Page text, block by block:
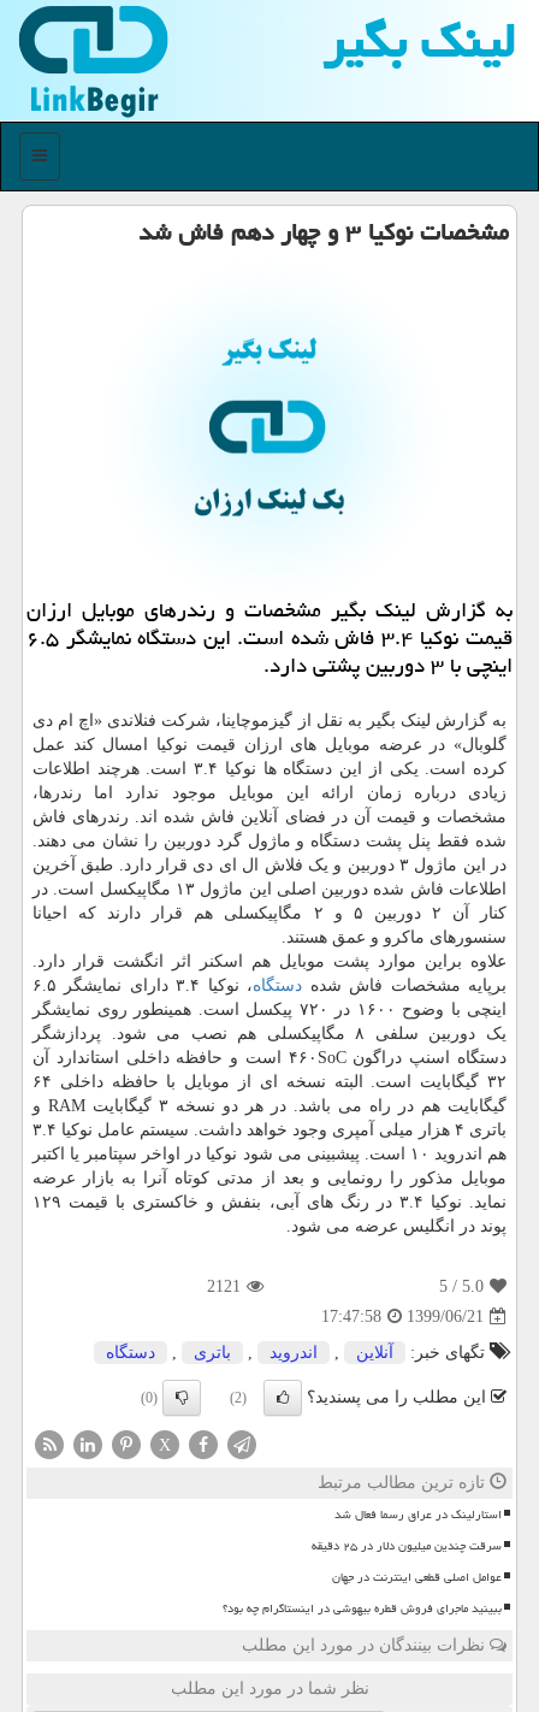
لینك بگیر
منو
مشخصات نوكیا ۳ و چهار دهم فاش شد
به گزارش لینك بگیر مشخصات و رندرهای موبایل ارزان
قیمت نوكیا ۳.۴ فاش شده است. این دستگاه نمایشگر ۶.۵
اینچی با ۳ دوربین پشتی دارد.
به گزارش لینک بگیر به نقل از گیزموچاینا، شرکت فنلاندی «اچ ام دی
گلوبال» در عرضه موبایل های ارزان قیمت نوکیا امسال کند عمل
کرده است. یکی از این دستگاه ها نوکیا ۳.۴ است. هرچند اطلاعات
زیادی درباره زمان ارائه این موبایل موجود ندارد اما رندرها،
مشخصات و قیمت آن در فضای آنلاین فاش شده اند. رندرهای فاش
شده فقط پنل پشت دستگاه و ماژول گرد دوربین را نشان می دهند.
در این ماژول ۳ دوربین و یک فلاش ال ای دی قرار دارد. طبق آخرین
اطلاعات فاش شده دوربین اصلی این ماژول ۱۳ مگاپیکسل است. در
کنار آن ۲ دوربین ۵ و ۲ مگاپیکسلی هم قرار دارند که احیانا
سنسورهای ماکرو و عمق هستند.
علاوه براین موارد پشت موبایل هم اسکنر اثر انگشت قرار دارد.
برپایه مشخصات فاش شده دستگاه
، نوکیا ۳.۴ دارای نمایشگر ۶.۵
اینچی با وضوح ۱۶۰۰ در ۷۲۰ پیکسل است. همینطور روی نمایشگر
یک دوربین سلفی ۸ مگاپیکسلی هم نصب می شود. پردازشگر
دستگاه اسنپ دراگون ۴۶۰SoC است و حافظه داخلی استاندارد آن
۳۲ گیگابایت است. البته نسخه ای از موبایل با حافظه داخلی ۶۴
گیگابایت هم در راه می باشد. در هر دو نسخه ۳ گیگابایت RAM و
باتری ۴ هزار میلی آمپری وجود خواهد داشت. سیستم عامل نوکیا ۳.۴
هم اندروید ۱۰ است. پیشبینی می شود نوکیا در اواخر سپتامبر یا اکتبر
موبایل مذکور را رونمایی و بعد از مدتی کوتاه آنرا به بازار عرضه
نماید. نوکیا ۳.۴ در رنگ های آبی، بنفش و خاکستری با قیمت ۱۲۹
پوند در انگلیس عرضه می شود.
5.0
/ 5
2121
1399/06/21
17:47:58
تگهای خبر:
آنلاین , اندروید , باتری , دستگاه
این مطلب را می پسندید؟ (2)
(0)
X
تازه ترین مطالب مرتبط
استارلینک در عراق رسما فعال شد
سرقت چندین میلیون دلار در ۲۵ دقیقه
عوامل اصلی قطعی اینترنت در جهان
ببینید ماجرای فروش قطره بیهوشی در اینستاگرام چه بود؟
نظرات بینندگان در مورد این مطلب
نظر شما در مورد این مطلب